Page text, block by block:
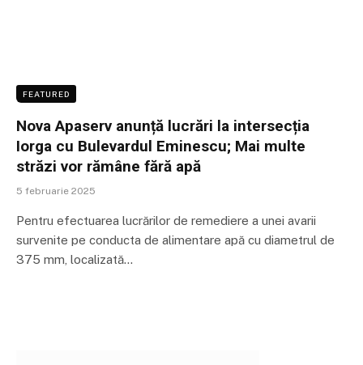
FEATURED
Nova Apaserv anunță lucrări la intersecția
Iorga cu Bulevardul Eminescu; Mai multe
străzi vor rămâne fără apă
5 februarie 2025
Pentru efectuarea lucrărilor de remediere a unei avarii
survenite pe conducta de alimentare apă cu diametrul de
375 mm, localizată…